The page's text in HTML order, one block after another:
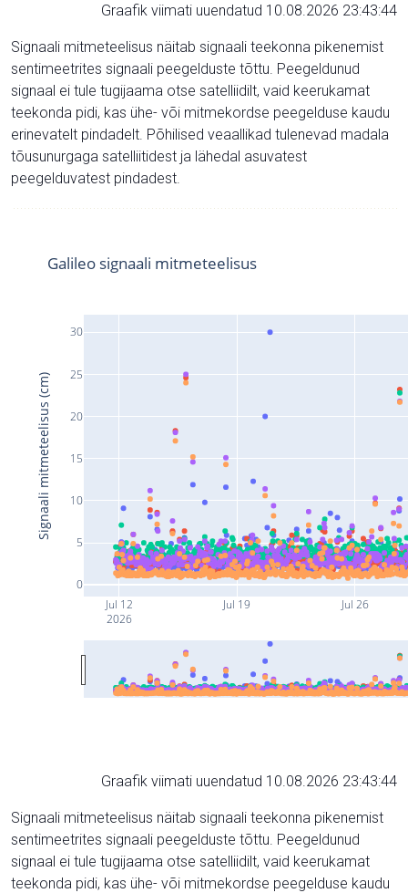
Graafik viimati uuendatud 10.08.2026 23:43:44
Signaali mitmeteelisus näitab signaali teekonna pikenemist
sentimeetrites signaali peegelduste tõttu. Peegeldunud
signaal ei tule tugijaama otse satelliidilt, vaid keerukamat
teekonda pidi, kas ühe- või mitmekordse peegelduse kaudu
erinevatelt pindadelt. Põhilised veaallikad tulenevad madala
tõusunurgaga satelliitidest ja lähedal asuvatest
peegelduvatest pindadest.
Jul 12
2026
Jul 19 Jul 26
0
5
10
15
20
25
30
Galileo signaali mitmeteelisus
Signaali mitmeteelisus (cm)
Graafik viimati uuendatud 10.08.2026 23:43:44
Signaali mitmeteelisus näitab signaali teekonna pikenemist
sentimeetrites signaali peegelduste tõttu. Peegeldunud
signaal ei tule tugijaama otse satelliidilt, vaid keerukamat
teekonda pidi, kas ühe- või mitmekordse peegelduse kaudu